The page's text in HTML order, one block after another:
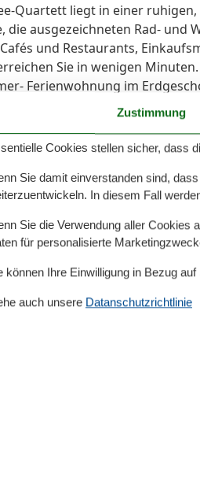
Quartett liegt in einer
ausgezeichneten Rad- und
und Restaurants,
Sie in wenigen
Ferienwohnung im
Der Wohnbereich ist
Flatscreen-TV und einen
zur Südseite. Auf der
üppiges Frühstück oder den
vollkommen Ihrem
Mikrowelle,
sich ein Doppelbett und ein
und ein WC. Ihren PKW
ist kostenfrei vorhanden. Für
untergestellt werden
Kleiderschrank
Zustimmung
Cookies stellen sicher, dass
Sie damit einverstanden sind,
In diesem Fall
Sie die Verwendung aller Cookies
für personalisierte
können Ihre Einwilligung in Bezug
auch unsere Datanschutzrichtlinie